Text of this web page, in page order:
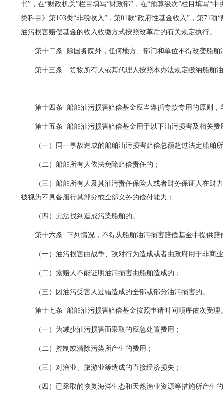
书”，在“财政机关”栏目填写“财政部”，在“预算级次”栏目填写“
类科目》第103类“非税收入”，第01款“政府性基金收入”，第71项“
油污损害赔偿基金的收入收缴方式按照改革后的有关规定执行。
第十二条 除国务院外，任何地方、部门和单位不得改变船
第十三条 货物所有人或其代理人按照本办法规定缴纳船舶
第十四条 船舶油污损害赔偿基金应当遵循专款专用的原则
第十五条 船舶油污损害赔偿基金用于以下油污损害及相关费
（一）同一事故造成的船舶油污损害赔偿总额超过法定船舶
（二）船舶所有人依法免除赔偿责任的；
（三）船舶所有人及其油污责任保险人或者财务保证人在
被视为不具备履行其部分或全部义务的偿付能力；
（四）无法找到造成污染船舶的。
第十六条 下列情况，不得从船舶油污损害赔偿基金中提供赔
（一）油污损害由战争、敌对行为造成或者由政府用于非
（二）索赔人不能证明油污损害由船舶造成的；
（三）因油污受害人过错造成的全部或部分油污损害的。
第十七条 船舶油污损害赔偿基金按照申请时间顺序依次受
（一） 为减少油污损害而采取的应急处置费用；
（二）控制或清除污染所产生的费用；
（三）对渔业、旅游业等造成的直接经济损失；
（四）已采取的恢复海洋生态和天然渔业资源等措施所产生